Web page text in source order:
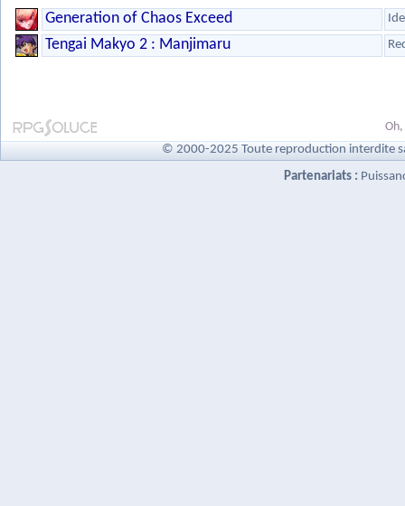
Generation of Chaos Exceed
Tengai Makyo 2 : Manjimaru
© 2000-2025 Toute reproduction interdite
Partenariats :